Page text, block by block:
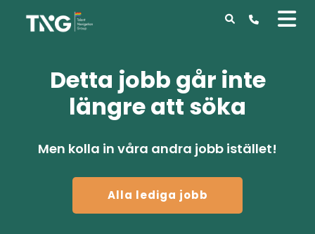
Detta jobb går inte
längre att söka
Men kolla in våra andra jobb istället!
Alla lediga jobb